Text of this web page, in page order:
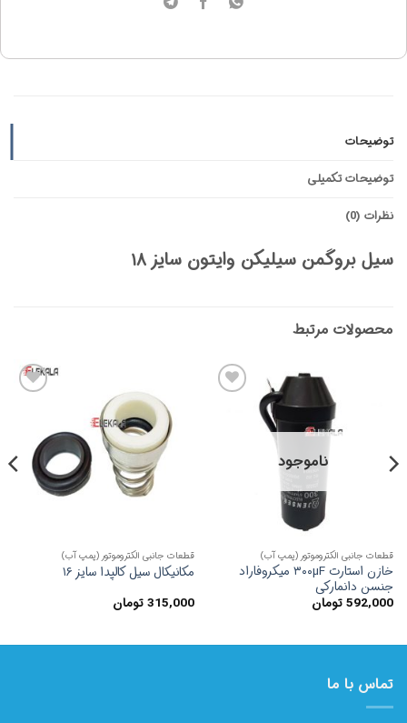
توضیحات
توضیحات تکمیلی
نظرات (0)
سیل بروگمن سیلیکن وایتون سایز ۱۸
محصولات مرتبط
ناموجود
قطعات جانبی الکتروموتور (پمپ آب)
خازن استارت ۳۰۰µF میکروفاراد
جنسن دانمارکی
592,000 تومان
مندی
ها
قطعات جانبی الکتروموتور (پمپ آب)
مکانیکال سیل کالپدا سایز ۱۶
315,000 تومان
تماس با ما